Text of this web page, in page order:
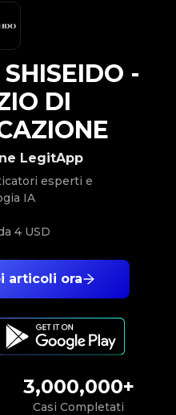
3,000,000+
Casi Completati
articoli ora
LegitApp
esperti e
IA
4 USD
SHISEIDO -
DI